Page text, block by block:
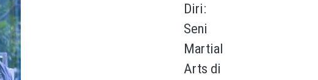
Diri:
Seni
Martial
Arts di